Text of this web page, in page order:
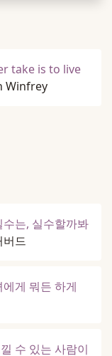
take is to live
Winfrey
는, 실수할까봐
버드
게 뭐든 하게
수 있는 사람이